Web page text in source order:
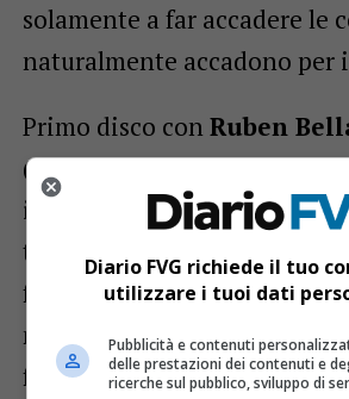
solamente a far accadere le
naturalmente accadono per
Primo disco con Ruben
(batteria), nell’organico da
idem per
Claudio Vignali
tastiere), entrato da circa un
fortunato ad essere
musicisti fenomenali,
fuoriclasse richiestissimi nel
Diario FVG richiede il tuo
utilizzare i tuoi dati
Pubblicità e contenuti
delle prestazioni dei contenuti e
ricerche sul pubblico, sviluppo di